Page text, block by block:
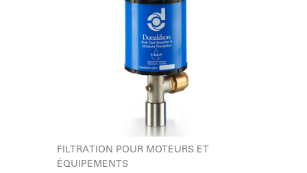
FILTRATION POUR MOTEURS ET
ÉQUIPEMENTS